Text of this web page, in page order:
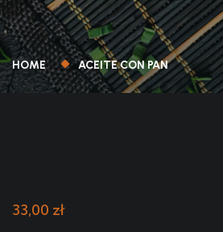
HOME ACEITE CON PAN
33,00 zł